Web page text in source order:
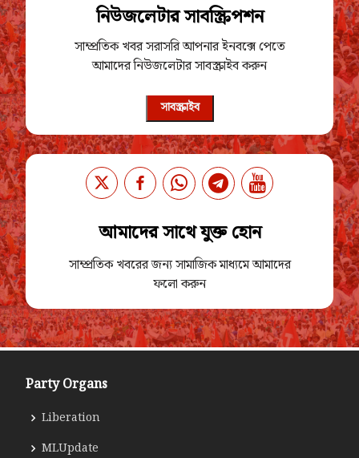
নিউজলেটার সাবস্ক্রিপশন
সাম্প্রতিক খবর সরাসরি আপনার ইনবক্সে পেতে
আমাদের নিউজলেটার সাবস্ক্রাইব করুন
সাবস্ক্রাইব
আমাদের সাথে যুক্ত হোন
সাম্প্রতিক খবরের জন্য সামাজিক মাধ্যমে আমাদের
ফলো করুন
Party Organs
Liberation
MLUpdate